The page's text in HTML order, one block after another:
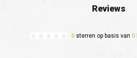
Reviews
0 sterren op basis van 0